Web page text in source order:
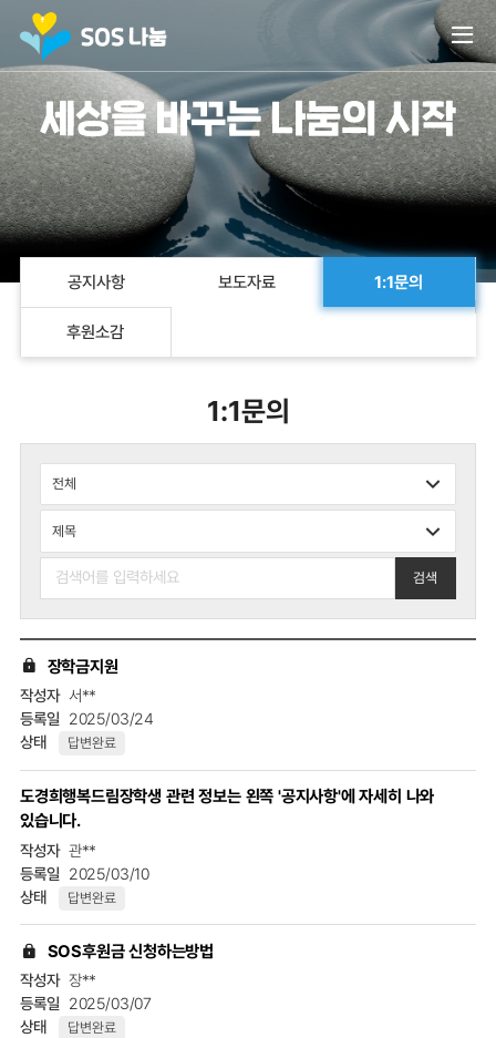
열기
공지사항 보도자료 1:1문의
후원소감
1:1문의
테이블
검색
검색
목록
-
번호,
제목,
장학금지원
서**
2025/03/24
답변완료
도경희행복드림장학생 관련 정보는 왼쪽 '공지사항'에 자세히 나와
있습니다.
관**
2025/03/10
답변완료
SOS후원금 신청하는방법
장**
2025/03/07
답변완료